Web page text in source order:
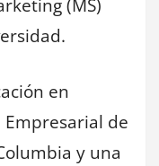
(MS)
en
de
y una